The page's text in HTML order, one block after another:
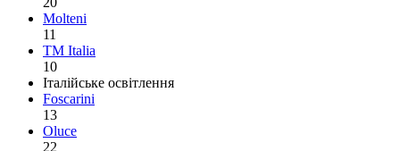
Molteni
11
TM Italia
10
Італійське освітлення
Foscarini
13
Oluce
22